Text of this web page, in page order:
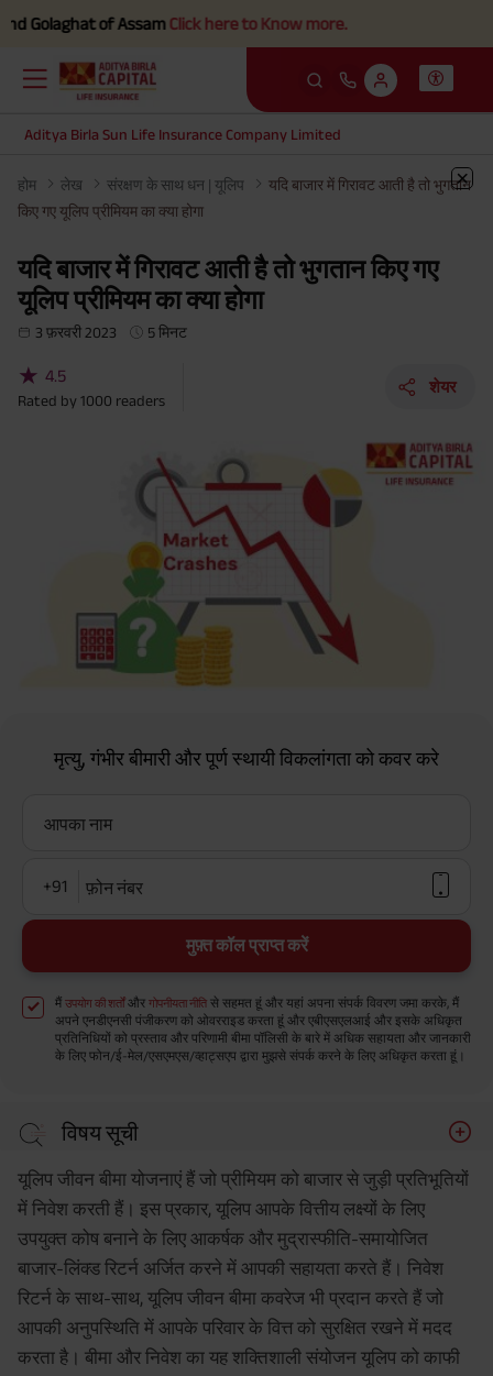
of AssamClick here to Know more.
Aditya Birla Sun Life Insurance Company Limited
होम लेख संरक्षण के साथ धन | यूलिप
यदि बाजार में गिरावट आती है तो भुगतान
किए गए यूलिप प्रीमियम का क्या होगा
यदि बाजार में गिरावट आती है तो भुगतान किए गए
यूलिप प्रीमियम का क्या होगा
3 फ़रवरी 2023 5 मिनट
★ 4.5
Rated by 1000 readers
शेयर
मृत्यु, गंभीर बीमारी और पूर्ण स्थायी विकलांगता को कवर करे
आपका नाम
+91 फ़ोन नंबर
मुफ़्त कॉल प्राप्त करें
मैं उपयोग की शर्तोंऔर गोपनीयता नीति से सहमत हूं और यहां अपना संपर्क विवरण जमा करके, मैं
अपने एनडीएनसी पंजीकरण को ओवरराइड करता हूं और एबीएसएलआई और इसके अधिकृत
प्रतिनिधियों को प्रस्ताव और परिणामी बीमा पॉलिसी के बारे में अधिक सहायता और जानकारी
के लिए फोन/ई-मेल/एसएमएस/व्हाट्सएप द्वारा मुझसे संपर्क करने के लिए अधिकृत करता हूं।
विषय सूची
यदि बाज़ार क्रैश हो जाए तो क्या होगा?
तुम्हे क्या करना चाहिए?
तल - रेखा
यूलिप जीवन बीमा योजनाएं हैं जो प्रीमियम को बाजार से जुड़ी प्रतिभूतियों
में निवेश करती हैं। इस प्रकार, यूलिप आपके वित्तीय लक्ष्यों के लिए
उपयुक्त कोष बनाने के लिए आकर्षक और मुद्रास्फीति-समायोजित
बाजार-लिंक्ड रिटर्न अर्जित करने में आपकी सहायता करते हैं। निवेश
रिटर्न के साथ-साथ, यूलिप जीवन बीमा कवरेज भी प्रदान करते हैं जो
आपकी अनुपस्थिति में आपके परिवार के वित्त को सुरक्षित रखने में मदद
करता है। बीमा और निवेश का यह शक्तिशाली संयोजन यूलिप को काफी